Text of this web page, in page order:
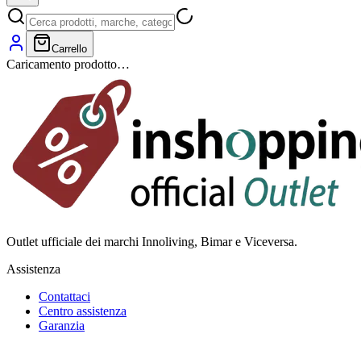
Carrello
Caricamento prodotto…
Outlet ufficiale dei marchi Innoliving, Bimar e Viceversa.
Assistenza
Contattaci
Centro assistenza
Garanzia